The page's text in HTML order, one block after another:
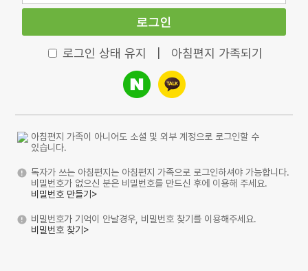
로그인
로그인 상태 유지 아침편지 가족되기
아침편지 가족이 아니어도 소셜 및 외부 계정으로 로그인할 수
있습니다.
독자가 쓰는 아침편지는 아침편지 가족으로 로그인하셔야 가능합니다.
비밀번호가 없으신 분은 비밀번호를 만드신 후에 이용해 주세요.
비밀번호 만들기>
비밀번호가 기억이 안날경우, 비밀번호 찾기를 이용해주세요.
비밀번호 찾기>